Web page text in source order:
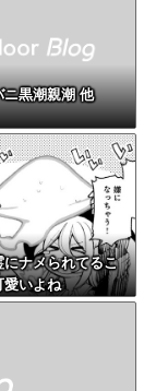
ニ黒潮親潮 他
にナメられてるこ
愛いよね